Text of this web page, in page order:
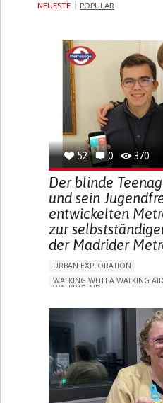
NEUESTE
POPULAR
52 0 370
Der blinde
und sein
entwickelten
zur
der Madrider
URBAN EXPLORATION
WALKING WITH A WALKING
WALKING AID
APP (INCLUDING WHEN
ONLINE SERVICE
SOCIAL
VISION PROBLEMS
PROMOTING INCLUSIVITY
OPHTHALMOLOGY
SPAIN